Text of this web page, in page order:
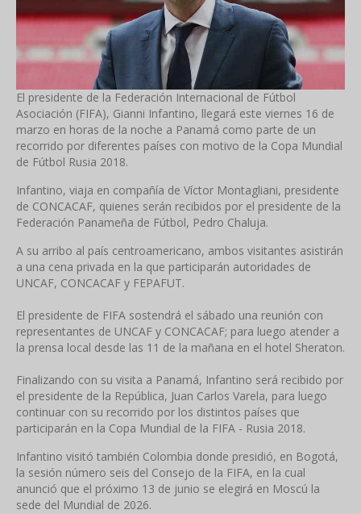
El presidente de la Federación Internacional de Fútbol
Asociación (FIFA), Gianni Infantino, llegará este viernes 16 de
marzo en horas de la noche a Panamá como parte de un
recorrido por diferentes países con motivo de la Copa Mundial
de Fútbol Rusia 2018.
Infantino, viaja en compañía de Víctor Montagliani, presidente
de CONCACAF, quienes serán recibidos por el presidente de la
Federación Panameña de Fútbol, Pedro Chaluja.
A su arribo al país centroamericano, ambos visitantes asistirán
a una cena privada en la que participarán autoridades de
UNCAF, CONCACAF y FEPAFUT.
El presidente de FIFA sostendrá el sábado una reunión con
representantes de UNCAF y CONCACAF; para luego atender a
la prensa local desde las 11 de la mañana en el hotel Sheraton.
Finalizando con su visita a Panamá, Infantino será recibido por
el presidente de la República, Juan Carlos Varela, para luego
continuar con su recorrido por los distintos países que
participarán en la Copa Mundial de la FIFA - Rusia 2018.
Infantino visitó también Colombia donde presidió, en Bogotá,
la sesión número seis del Consejo de la FIFA, en la cual
anunció que el próximo 13 de junio se elegirá en Moscú la
sede del Mundial de 2026.